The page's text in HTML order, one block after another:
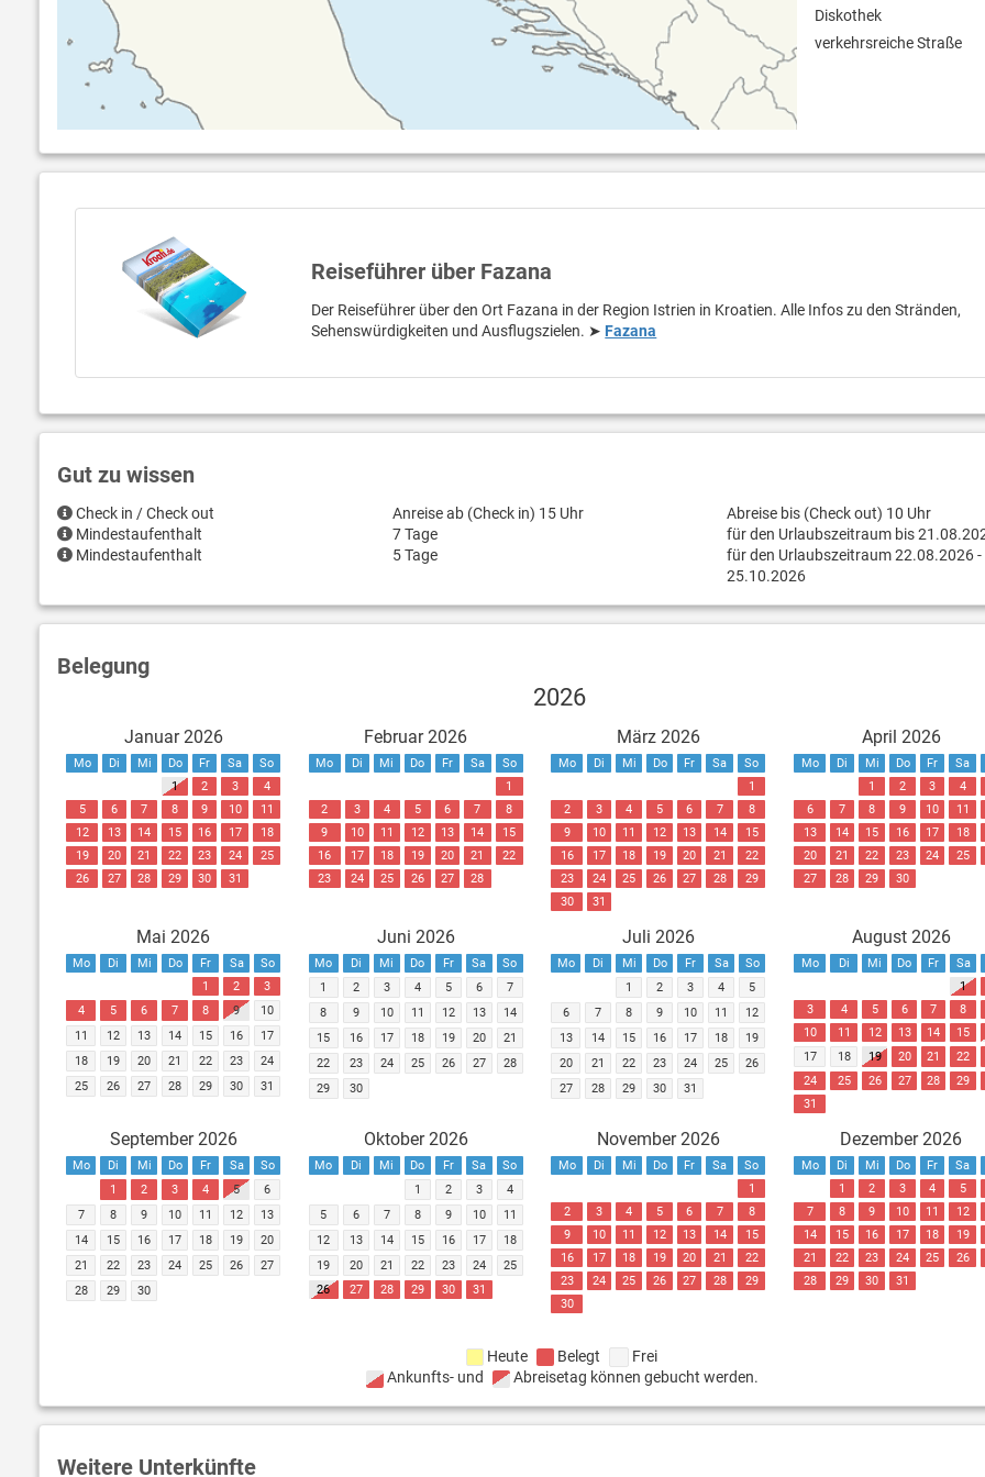
Diskothek
verkehrsreiche Straße
Reiseführer über Fazana
Der Reiseführer über den Ort Fazana in der Region Istrien in Kroatien. Alle Infos zu den Stränden,
Sehenswürdigkeiten und Ausflugszielen. ➤ Fazana
Gut zu wissen
Check in / Check out Anreise ab (Check in) 15 Uhr
Abreise bis (Check out) 10 Uhr
Mindestaufenthalt
7 Tage
für den Urlaubszeitraum bis
Mindestaufenthalt
5 Tage
für den Urlaubszeitraum 22.08.2026 -
25.10.2026
Belegung
2026
Januar 2026
Mo Di Mi Do Fr Sa
So
1
2 3
4
5
6 7 8 9 10
11
12
13 14 15 16 17
18
19
20 21 22 23 24
25
26
27 28 29 30 31
Februar 2026
Mo Di Mi Do Fr Sa
So
1
2
3 4 5 6 7
8
9
10 11 12 13 14
15
16
17 18 19 20 21
22
23
24 25 26 27 28
März 2026
Mo Di Mi Do Fr Sa
So
1
2
3 4 5 6 7
8
9
10 11 12 13 14
15
16
17 18 19 20 21
22
23
24 25 26 27 28
29
30
31
April 2026
Mo Di Mi Do Fr
Sa
1
2 3
4
6
7 8 9 10
11
13
14 15 16 17
18
20
21 22 23 24
25
27
28 29 30
Mai 2026
Mo Di Mi Do Fr Sa
So
1
2
3
4
5 6 7 8 9
10
11
12 13 14 15 16
17
18
19 20 21 22 23
24
25
26 27 28 29 30 31
Juni 2026
Mo Di Mi Do Fr Sa
So
1
2 3 4 5 6
7
8
9 10 11 12 13
14
15
16 17 18 19 20
21
22
23 24 25 26 27
28
29
30
Juli 2026
Mo Di Mi Do Fr Sa
So
1
2 3 4
5
6
7 8 9 10 11
12
13
14 15 16 17 18
19
20
21 22 23 24 25
26
27
28 29 30 31
August 2026
Mo Di Mi Do Fr
Sa
1
3
4 5 6 7
8
10
11 12 13 14
15
17
18 19 20 21
22
24
25 26 27 28
29
31
September 2026
Mo Di Mi Do Fr Sa
So
1
2 3 4 5
6
7
8 9 10 11 12
13
14
15 16 17 18 19
20
21
22 23 24 25 26
27
28
29 30
Oktober 2026
Mo Di Mi Do Fr Sa
So
1
2 3
4
5
6 7 8 9 10
11
12
13 14 15 16 17
18
19
20 21 22 23 24
25
26
27 28 29 30 31
November 2026
Mo Di Mi Do Fr Sa
So
1
2
3 4 5 6 7
8
9
10 11 12 13 14
15
16
17 18 19 20 21
22
23
24 25 26 27 28
29
30
Dezember 2026
Mo Di Mi Do Fr
Sa
1
2 3 4
5
7
8 9 10 11
12
14
15 16 17 18
19
21
22 23 24 25
26
28
29 30 31
Heute Belegt
Frei
Ankunfts- und
Abreisetag können gebucht werden.
Weitere Unterkünfte